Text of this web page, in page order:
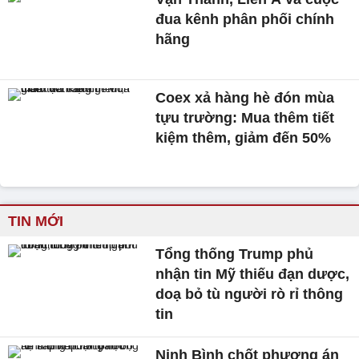
đua kênh phân phối chính
hãng
Coex xả hàng hè đón mùa
tựu trường: Mua thêm tiết
kiệm thêm, giảm đến 50%
TIN MỚI
Tổng thống Trump phủ
nhận tin Mỹ thiếu đạn dược,
doạ bỏ tù người rò rỉ thông
tin
Ninh Bình chốt phương án